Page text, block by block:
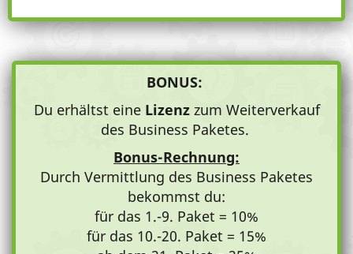
BONUS:
Du erhältst eine Lizenzzum Weiterverkauf
des Business Paketes.
Bonus-Rechnung:
Durch Vermittlung des Business Paketes
bekommst du:
für das 1.-9. Paket = 10%
für das 10.-20. Paket = 15%